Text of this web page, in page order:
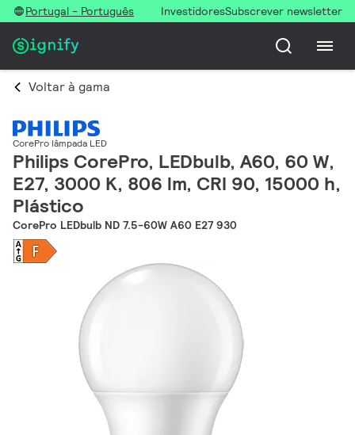
Portugal - Português InvestidoresSubscrever newsletter
Voltar à gama
CorePro lâmpada LED
Philips CorePro, LEDbulb, A60, 60 W,
E27, 3000 K, 806 lm, CRI 90, 15000 h,
Plástico
CorePro LEDbulb ND 7.5-60W A60 E27 930